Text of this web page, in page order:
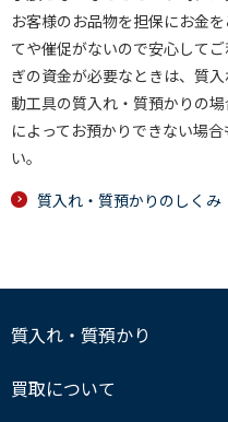
お客様のお品物を担保にお金
てや催促がないので安心して
ぎの資金が必要なときは、質
動工具の質入れ・質預かりの
によってお預かりできない場
い。
質入れ・質預かりのしくみ
質入れ・質預かり
買取について